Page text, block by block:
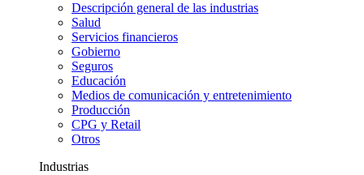
Descripción general de las industrias
Salud
Servicios financieros
Gobierno
Seguros
Educación
Medios de comunicación y entretenimiento
Producción
CPG y Retail
Otros
Industrias